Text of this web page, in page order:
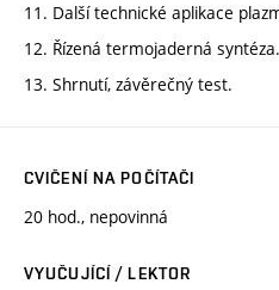
11. Další technické aplikace
12. Řízená termojaderná syntéza.
13. Shrnutí, závěrečný test.
CVIČENÍ NA POČÍTAČI
20 hod., nepovinná
VYUČUJÍCÍ / LEKTOR